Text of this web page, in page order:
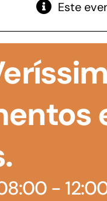
operacionais
Este
-